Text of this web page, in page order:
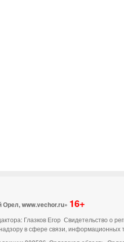
Орел, www.vechor.ru» 16+
Глазков Егор Свидетельство о
в сфере связи, информационных